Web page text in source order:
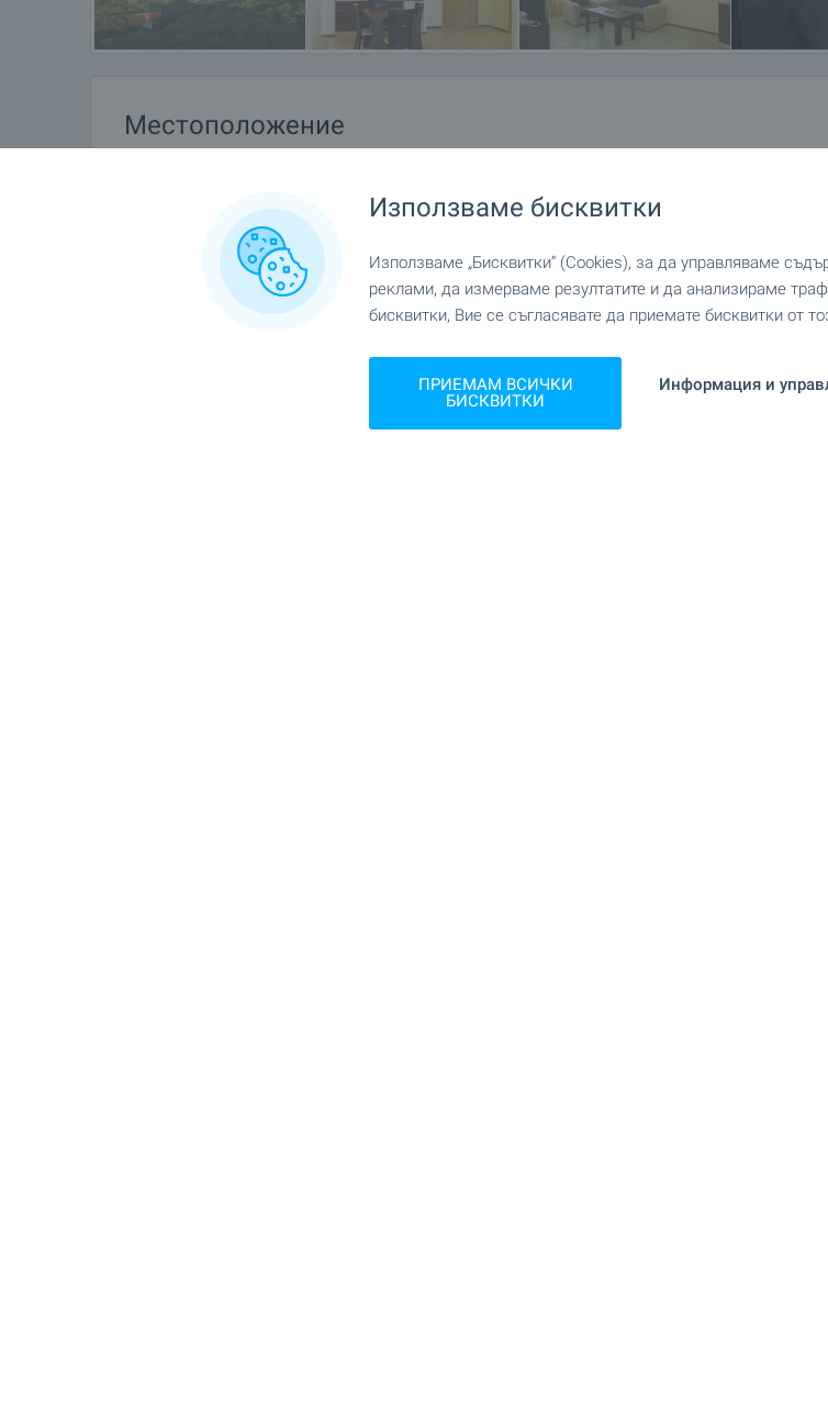
Местоположение
Използваме бисквитки
Използваме „Бисквитки“ (Cookies), за да управляваме
реклами, да измерваме резултатите и да анализираме
бисквитки, Вие се съгласявате да приемате бисквитки от
ПРИЕМАМ ВСИЧКИ
БИСКВИТКИ
Информация и